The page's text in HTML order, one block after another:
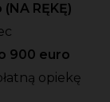
RĘKĘ)
900 euro
opiekę